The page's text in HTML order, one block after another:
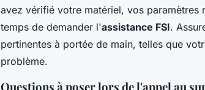
avez vérifié votre matériel, vos paramètres
temps de demander l'assistance FSI.
pertinentes à portée de main, telles que
problème.
Questions à poser lors de l'appel au